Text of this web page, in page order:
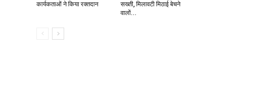
कार्यकताओं ने किया रक्तदान
सख्ती, मिलावटी मिठाई बेचने
वालों...